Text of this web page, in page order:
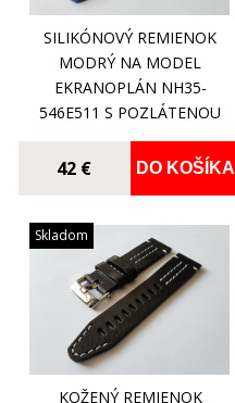
SILIKÓNOVÝ REMIENOK
MODRÝ NA MODEL
EKRANOPLÁN NH35-
546E511 S POZLÁTENOU
PRACKOU
42 € DO KOŠÍKA
Skladom
KOŽENÝ REMIENOK